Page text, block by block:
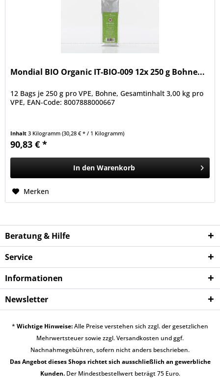
Mondial BIO Organic IT-BIO-009 12x 250 g Bohne...
12 Bags je 250 g pro VPE, Bohne, Gesamtinhalt 3,00 kg pro
VPE, EAN-Code: 8007888000667
Inhalt3 Kilogramm(30,28 € * / 1 Kilogramm)
90,83 € *
In den Warenkorb
Merken
Beratung & Hilfe
Service
Informationen
Newsletter
* Wichtige Hinweise:Alle Preise verstehen sich zzgl. der gesetzlichen
Mehrwertsteuer sowie zzgl.Versandkosten und ggf.
Nachnahmegebühren, sofern nicht anders beschrieben.
Das Angebot dieses Shops richtet sich ausschließlich an gewerbliche
Kunden.Der Mindestbestellwert beträgt 75 Euro.